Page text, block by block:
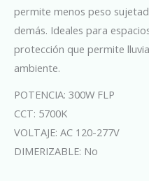
permite menos peso
demás. Ideales para
protección que permite
ambiente.
POTENCIA: 300W FLP
CCT: 5700K
VOLTAJE: AC 120-277V
DIMERIZABLE: No